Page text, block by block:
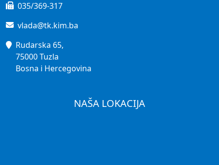
035/369-317
vlada@tk.kim.ba
Rudarska 65,
75000 Tuzla
Bosna i Hercegovina
NAŠA LOKACIJA